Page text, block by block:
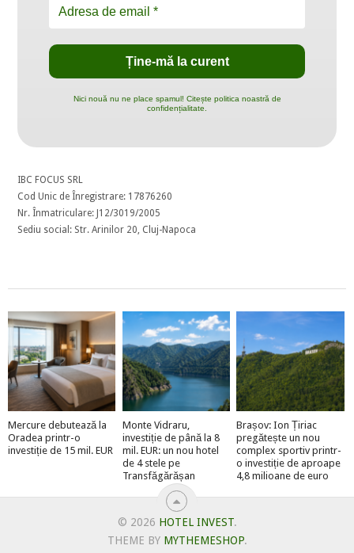
Nici nouă nu ne place spamul! Citește politica noastră de
confidențialitate.
IBC FOCUS SRL
Cod Unic de Înregistrare: 17876260
Nr. Înmatriculare: J12/3019/2005
Sediu social: Str. Arinilor 20, Cluj-Napoca
Mercure debutează la
Oradea printr-o
investiție de 15 mil. EUR
Monte Vidraru,
investiție de până la 8
mil. EUR: un nou hotel
de 4 stele pe
Transfăgărășan
Brașov: Ion Țiriac
pregătește un nou
complex sportiv printr-
o investiție de aproape
4,8 milioane de euro
© 2026 HOTEL INVEST.
THEME BY MYTHEMESHOP.